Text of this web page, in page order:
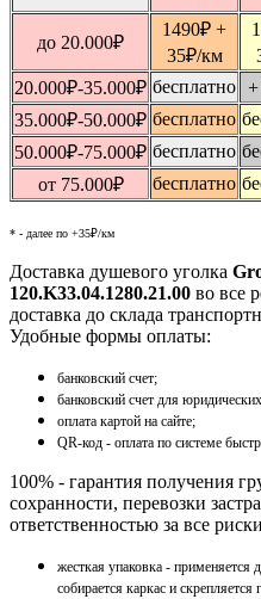
до 20.000₽
1490₽ +
35₽/км
20.000₽-35.000₽ бесплатно
35.000₽-50.000₽ бесплатно
50.000₽-75.000₽ бесплатно
от 75.000₽ бесплатно
* - далее по +35₽/км
Доставка душевого уголка
120.K33.04.1280.21.00 во все
доставка до склада
Удобные формы оплаты:
банковский счет;
банковский счет для
оплата картой на сайте;
QR-код - оплата по системе
100% - гарантия получения
сохранности, перевозки
ответственностью за все
жесткая упаковка - применяется
собирается каркас и